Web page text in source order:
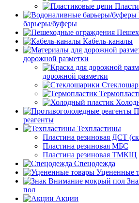
барьеры/буферы
Кабель-каналы
дорожной разметки
дорожной разметки
реагенты
Техпластины
Пластина резиновая ДСТ
Пластина резиновая МБС
Пластина резиновая ТМКЩ
Спецодежда
Уцененные
пол
Акции